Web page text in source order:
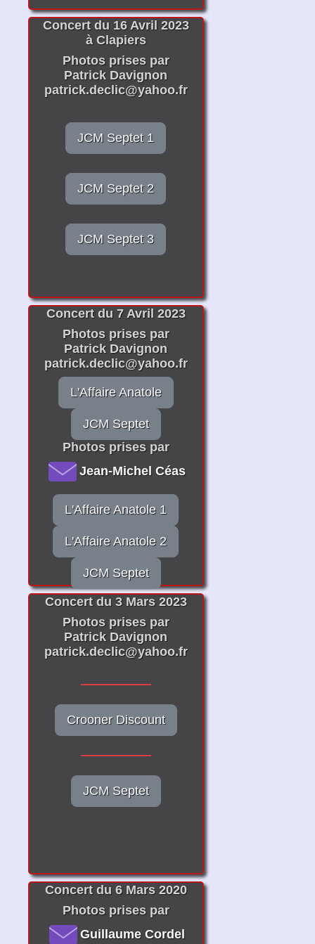
Concert du 16 Avril 2023
à Clapiers
Photos prises par
Patrick Davignon
patrick.declic@yahoo.fr
JCM Septet 1
JCM Septet 2
JCM Septet 3
Concert du 7 Avril 2023
Photos prises par
Patrick Davignon
patrick.declic@yahoo.fr
L'Affaire Anatole
JCM Septet
Photos prises par
Jean-Michel Céas
L'Affaire Anatole 1
L'Affaire Anatole 2
JCM Septet
Concert du 3 Mars 2023
Photos prises par
Patrick Davignon
patrick.declic@yahoo.fr
Crooner Discount
JCM Septet
Concert du 6 Mars 2020
Photos prises par
Guillaume Cordel